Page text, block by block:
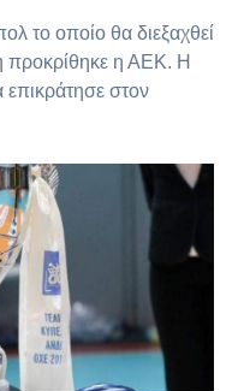
το οποίο θα διεξαχθεί
προκρίθηκε η ΑΕΚ. Η
στον